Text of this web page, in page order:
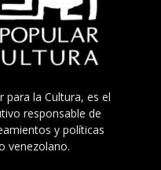
para la Cultura, es el
responsable de
y políticas
venezolano.